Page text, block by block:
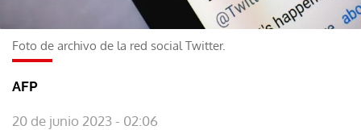
Foto de archivo de la red social Twitter.
AFP
20 de junio 2023 - 02:06